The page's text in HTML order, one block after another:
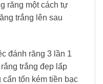
răng một cách tự
trắng lên sau
đánh răng 3 lần 1
trắng đẹp lấp
cẩn tốn kém tiền bạc